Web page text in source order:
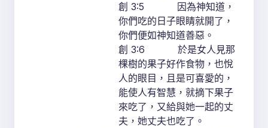
創 3:5 因為神知道，
你們吃的日子眼睛就開了，
你們便如神知道善惡。
創 3:6 於是女人見那
棵樹的果子好作食物，也悅
人的眼目，且是可喜愛的，
能使人有智慧，就摘下果子
來吃了，又給與她一起的丈
夫，她丈夫也吃了。